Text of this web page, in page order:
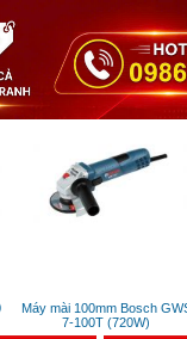
Máy mài 100mm Bosch GWS
7-100T (720W)